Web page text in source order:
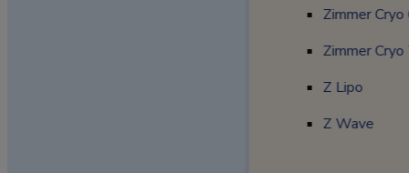
Zimmer Cryo
Zimmer Cryo
Z Lipo
Z Wave
Vbeam
Zimmer Cryo
Zimmer Cryo 7
Z Lipo